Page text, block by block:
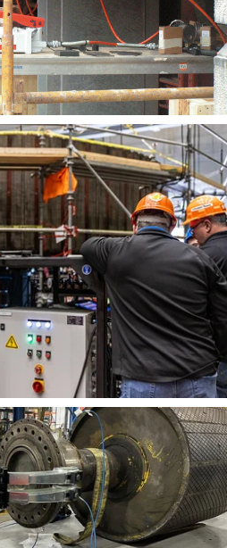
ideal für die schnelle
Ihnen Tragbarkeit und
Leistungseinbußen.